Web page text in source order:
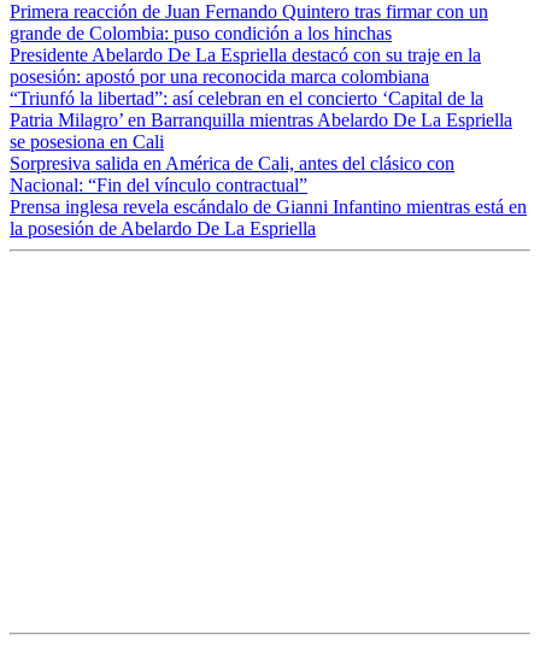
Primera reacción de Juan Fernando Quintero tras firmar con un
grande de Colombia: puso condición a los hinchas
Presidente Abelardo De La Espriella destacó con su traje en la
posesión: apostó por una reconocida marca colombiana
“Triunfó la libertad”: así celebran en el concierto ‘Capital de la
Patria Milagro’ en Barranquilla mientras Abelardo De La Espriella
se posesiona en Cali
Sorpresiva salida en América de Cali, antes del clásico con
Nacional: “Fin del vínculo contractual”
Prensa inglesa revela escándalo de Gianni Infantino mientras está en
la posesión de Abelardo De La Espriella